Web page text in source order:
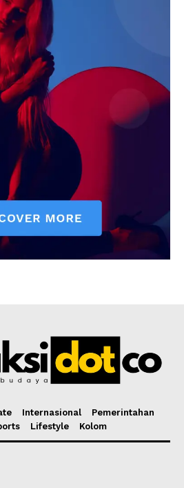
Internasional
Pemerintahan
Lifestyle Kolom